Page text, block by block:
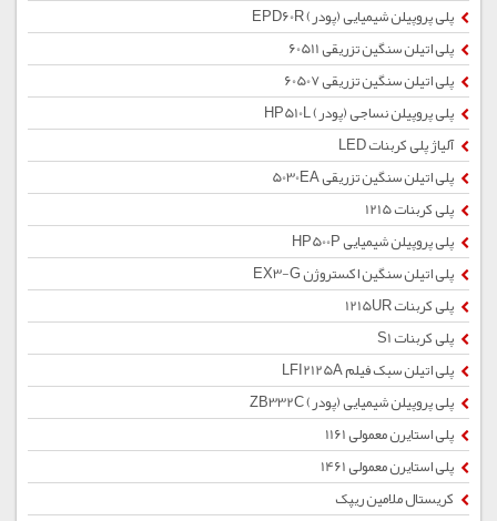
پلی پروپیلن شیمیایی (پودر) EPD60R
پلی اتیلن سنگین تزریقی 60511
پلی اتیلن سنگین تزریقی 60507
پلی پروپیلن نساجی (پودر) HP510L
آلیاژ پلی کربنات LED
پلی اتیلن سنگین تزریقی 5030EA
پلی کربنات 1215
پلی پروپیلن شیمیایی HP500P
پلی اتیلن سنگین اکستروژن EX3-G
پلی کربنات 1215UR
پلی کربنات S1
پلی اتیلن سبک فیلم LFI2125A
پلی پروپیلن شیمیایی (پودر) ZB332C
پلی استایرن معمولی 1161
پلی استایرن معمولی 1461
کریستال ملامین ریپک